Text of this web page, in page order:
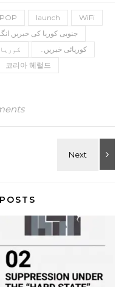
launch
WiFi
جنوبی کوریا کی خبریں
کوریائی خبریں۔
코리아 헤럴드